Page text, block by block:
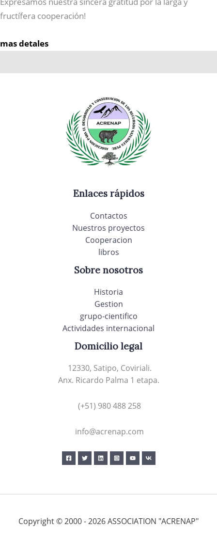
fructífera cooperación!
mas detales
Enlaces rápidos
Contactos
Nuestros proyectos
Cooperacion
libros
Sobre nosotros
Historia
Gestion
grupo-cientifico
Actividades internacional
Domicilio legal
12330, Satipo, Coviriali.
Anx. Ricardo Palma 1 etapa.
(+51) 980 488 258
info@acrenap.com
Copyright © 2000 - 2026 ASSOCIATION "ACRENAP"